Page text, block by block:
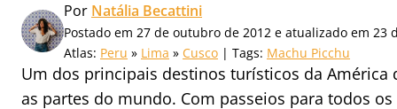
i
s
r
p
Por Natália Becattini
Postado em 27 de outubro de 2012 e atualizado em 23
Atlas: Peru » Lima » Cusco | Tags: Machu Picchu
Um dos principais destinos turísticos da América
as partes do mundo. Com passeios para todos